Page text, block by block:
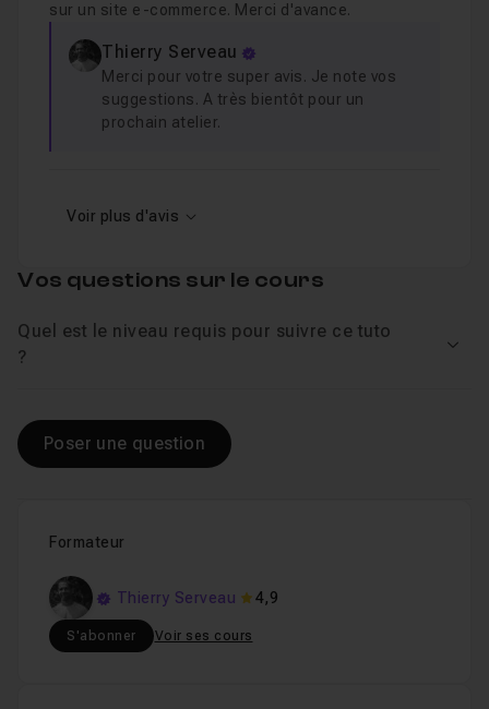
sur un site e-commerce. Merci d'avance.
Thierry Serveau
Merci pour votre super avis. Je note vos
suggestions. A très bientôt pour un
prochain atelier.
Voir plus d'avis
Formateur
Thierry Serveau 4,9
S'abonner Voir ses cours
Vos questions sur le cours
Quel est le niveau requis pour suivre ce tuto
?
Poser une question